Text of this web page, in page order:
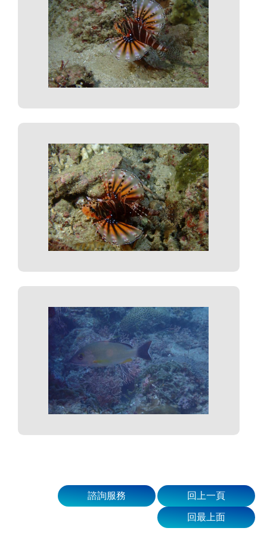
諮詢服務 回上一頁
回最上面